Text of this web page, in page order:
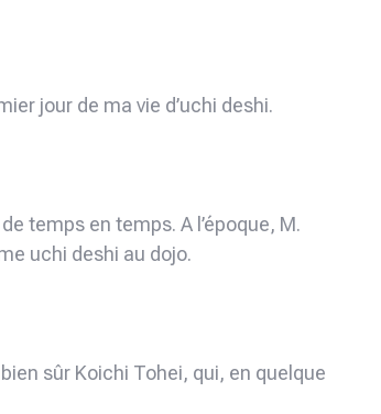
jour de ma vie d’uchi deshi.
temps en temps. A l’époque, M.
uchi deshi au dojo.
sûr Koichi Tohei, qui, en quelque